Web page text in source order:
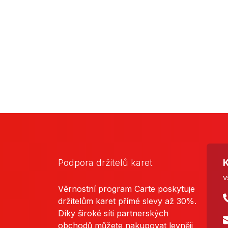
Podpora držitelů karet
Věrnostní program Carte poskytuje
držitelům karet přímé slevy až 30%.
Díky široké síti partnerských
obchodů můžete nakupovat levněji